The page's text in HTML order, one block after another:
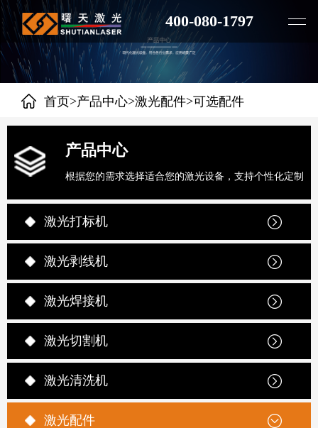
400-080-1797
首页>产品中心>激光配件>可选配件
产品中心
根据您的需求选择适合您的激光设备，支持个性化定制
激光打标机
激光剥线机
激光焊接机
激光切割机
激光清洗机
激光配件